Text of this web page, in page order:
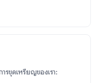
รขุดเหรียญของเรา: